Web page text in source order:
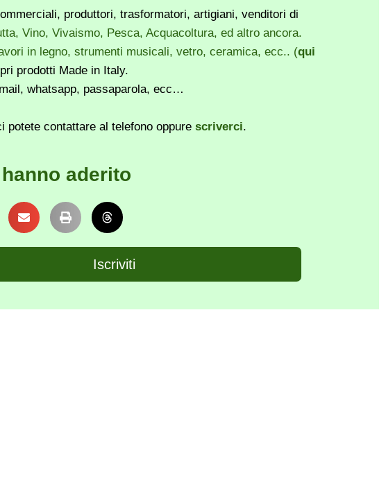
produttori, trasformatori, artigiani, venditori di
Vino, Vivaismo, Pesca, Acquacoltura, ed altro ancora.
in legno, strumenti musicali, vetro, ceramica, ecc.. (qui
prodotti Made in Italy.
whatsapp, passaparola, ecc…
potete contattare al telefono oppure scriverci.
aderito
Iscriviti